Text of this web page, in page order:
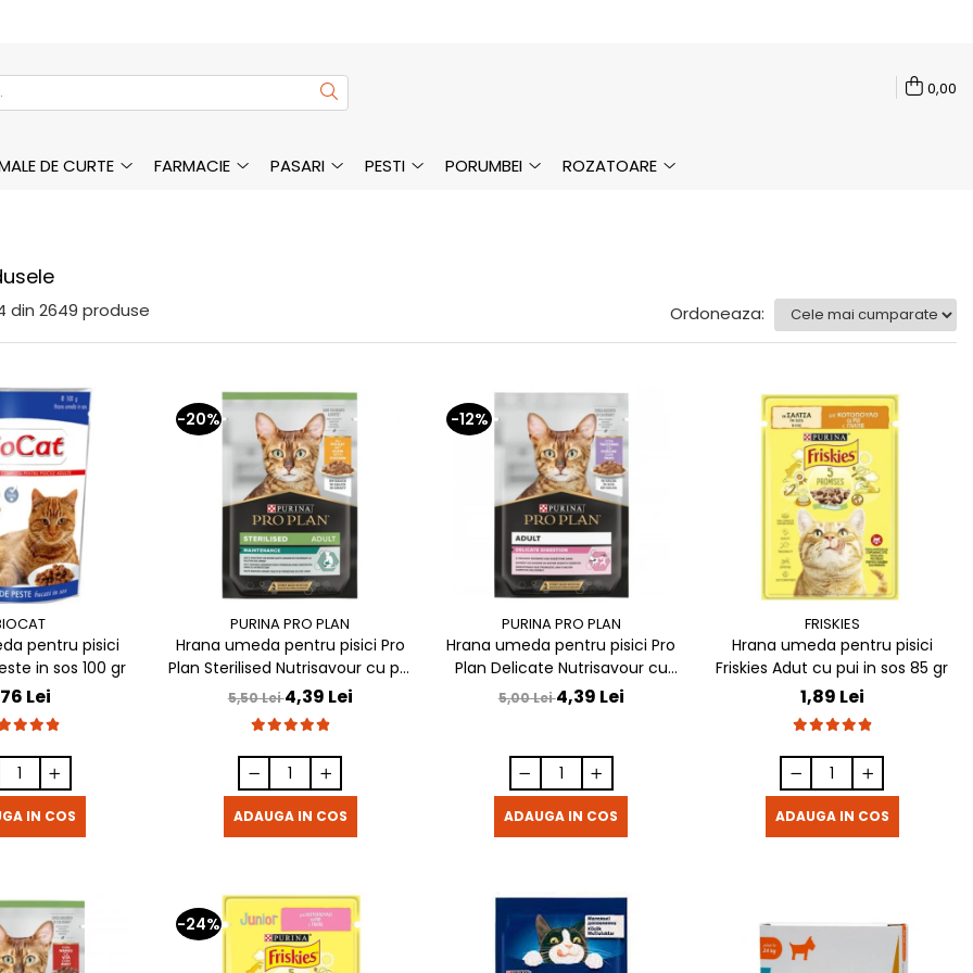
0,00
DE CURTE FARMACIE PASARI PESTI PORUMBEI ROZATOARE
din 2649 produse Ordoneaza:
pentru pisici
in sos 100 gr
Lei
IN COS
-20%
PURINA PRO PLAN
Hrana umeda pentru pisici Pro
Plan Sterilised Nutrisavour cu pui
in sos 85 gr
5,50 Lei4,39 Lei
ADAUGA IN COS
-12%
PURINA PRO PLAN
Hrana umeda pentru pisici Pro
Plan Delicate Nutrisavour cu
curcan in sos 85 gr
5,00 Lei4,39 Lei
ADAUGA IN COS
FRISKIES
Hrana umeda pentru pisici
Friskies Adut cu pui in sos 85 gr
1,89 Lei
ADAUGA IN COS
-24%